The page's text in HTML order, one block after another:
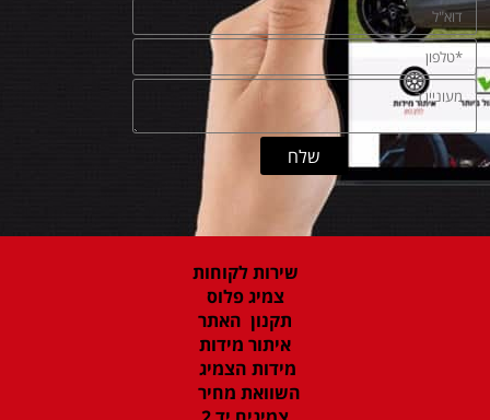
שירות לקוחות
צמיג פלוס
תקנון האתר
איתור מידות
מידות הצמיג
השוואת מחיר